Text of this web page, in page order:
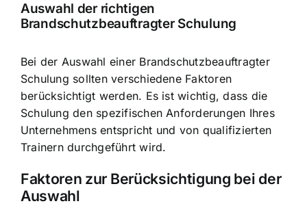
Auswahl der richtigen
Brandschutzbeauftragter Schulung
Bei der Auswahl einer Brandschutzbeauftragter
Schulung sollten verschiedene Faktoren
berücksichtigt werden. Es ist wichtig, dass die
Schulung den spezifischen Anforderungen Ihres
Unternehmens entspricht und von qualifizierten
Trainern durchgeführt wird.
Faktoren zur Berücksichtigung bei der
Auswahl